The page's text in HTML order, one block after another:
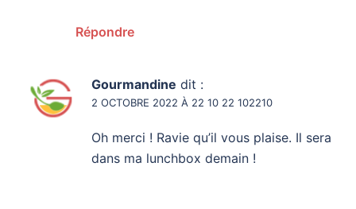
Répondre
Gourmandine dit :
2 OCTOBRE 2022 À 22 10 22 102210
Oh merci ! Ravie qu’il vous plaise. Il sera
dans ma lunchbox demain !